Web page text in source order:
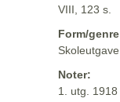
VIII, 123 s.
Form/
Skoleutgave
Noter:
1. utg. 1918